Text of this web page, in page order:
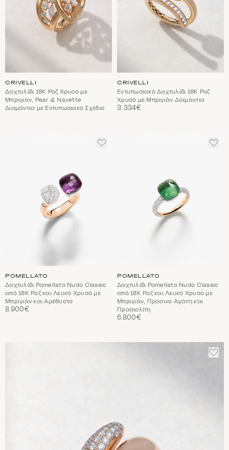
CRIVELLI
Δαχτυλίδι 18Κ Ροζ Χρυσό με
Μπριγιάν, Pear & Navette
Διαμάντια με Εντυπωσιακό Σχέδιο
CRIVELLI
Εντυπωσιακό Δαχτυλίδι 18Κ Ροζ
Χρυσό με Μπριγιάν Διαμάντια
3.334€
ΠΡΟΣΘΈΣΤΕ
POMELLATO
Δαχτυλίδι Pomellato Nudo Classic
από 18Κ Ροζ και Λευκό Χρυσό με
Μπριγιάν και Αμέθυστο
8.900€
POMELLATO
Δαχτυλίδι Pomellato Nudo Classic
από 18Κ Ροζ και Λευκό Χρυσό με
Μπριγιάν, Πράσινο Αχάτη και
Πρασιολίτη
6.800€
ΣΤΑ